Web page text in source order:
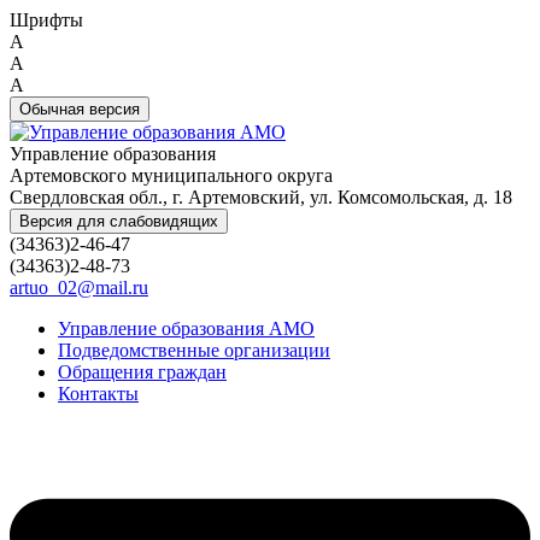
Шрифты
A
A
A
Обычная версия
Управление образования
Артемовского муниципального округа
Свердловская обл., г. Артемовский, ул. Комсомольская, д. 18
Версия для слабовидящих
(34363)2-46-47
(34363)2-48-73
artuo_02@mail.ru
Управление образования АМО
Подведомственные организации
Обращения граждан
Контакты